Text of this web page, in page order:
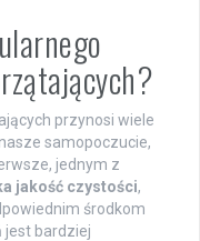
przynosi wiele
samopoczucie,
jednym z
jakość czystości,
środkom
jest bardziej